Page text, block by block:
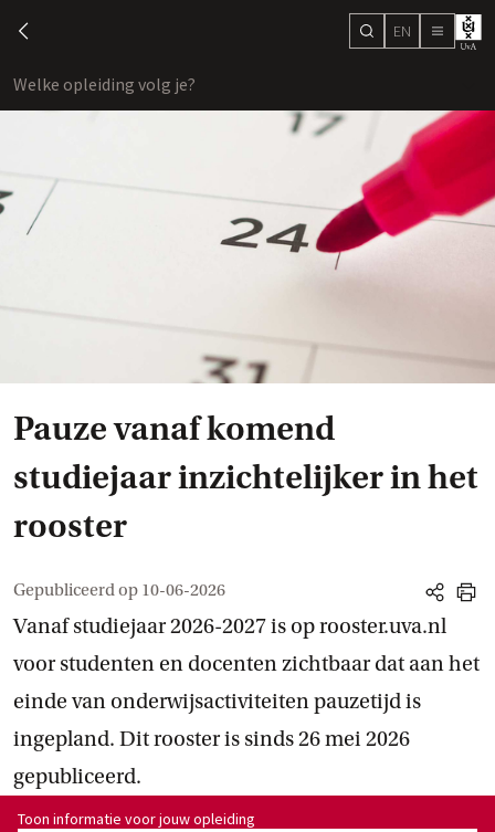
chevron-left search
EN menu
Welke opleiding volg je?
Pauze vanaf komend
studiejaar inzichtelijker in het
rooster
Gepubliceerd op 10-06-2026
share
print
Vanaf studiejaar 2026-2027 is op rooster.uva.nl
voor studenten en docenten zichtbaar dat aan het
einde van onderwijsactiviteiten pauzetijd is
ingepland. Dit rooster is sinds 26 mei 2026
gepubliceerd.
Toon informatie voor opleiding:
Toon informatie voor jouw opleiding